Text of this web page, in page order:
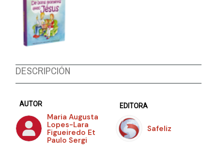
DESCRIPCIÓN
AUTOR
Maria Augusta
Lopes-Lara
Figueiredo Et
Paulo Sergi
EDITORA
Safeliz